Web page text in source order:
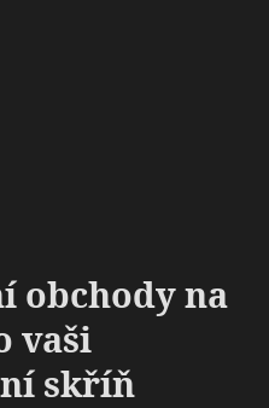
obchody na
vaši
skříň